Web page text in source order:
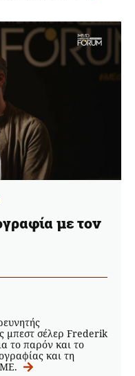
με τον
μπεστ σέλερ Frederik
το παρόν και το
και τη